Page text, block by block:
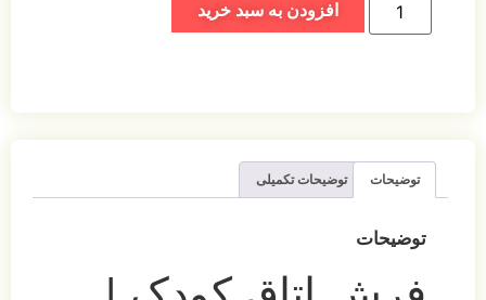
افزودن به سبد خرید
توضیحات توضیحات تکمیلی
توضیحات